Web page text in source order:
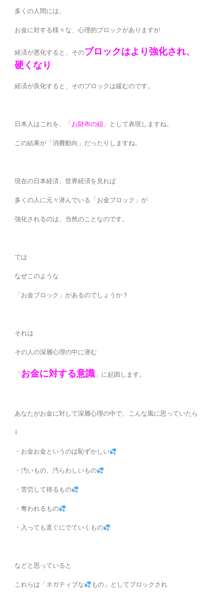
多くの人間には、
お金に対する様々な、心理的ブロックがありますが
経済が悪化すると、そのブロックはより強化され、
硬くなり
経済が良化すると、そのブロックは緩むのです。
日本人はこれを、 「お財布の紐」 として表現しますね。
この結果が「消費動向」だったりしますね。
現在の日本経済、世界経済を見れば
多くの人に元々潜んでいる「お金ブロック」が
強化されるのは、当然のことなのです。
では
なぜこのような
「お金ブロック」があるのでしょうか？
それは
その人の深層心理の中に潜む
「お金に対する意識」に起因します。
あなたがお金に対して深層心理の中で、こんな風に思っていたら
⇩
・お金お金というのは恥ずかしい
・汚いもの、汚らわしいもの
・苦労して得るもの
・奪われるもの
・入っても直ぐにでていくもの
などと思っていると
これらは「ネガティブな もの」としてブロックされ